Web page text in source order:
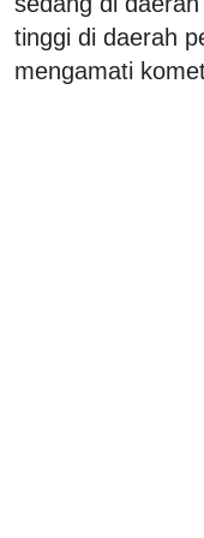
tinggi di daerah
mengamati